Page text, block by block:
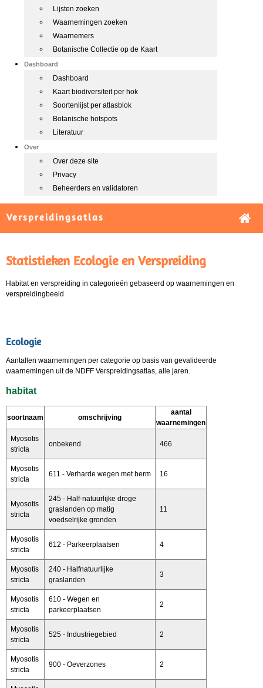
Lijsten zoeken
Waarnemingen zoeken
Waarnemers
Botanische Collectie op de Kaart
Dashboard
Dashboard
Kaart biodiversiteit per hok
Soortenlijst per atlasblok
Botanische hotspots
Literatuur
Over
Over deze site
Privacy
Beheerders en validatoren
Verspreidingsatlas
Statistieken Ecologie en Verspreiding
Habitat en verspreiding in categorieën gebaseerd op waarnemingen en
verspreidingbeeld
Ecologie
Aantallen waarnemingen per categorie op basis van gevalideerde
waarnemingen uit de NDFF Verspreidingsatlas, alle jaren.
habitat
soortnaam omschrijving
aantal
waarnemingen
Myosotis
stricta
onbekend 466
Myosotis
stricta
611 - Verharde wegen met berm 16
Myosotis
stricta
245 - Half-natuurlijke droge
graslanden op matig
voedselrijke gronden
11
Myosotis
stricta
612 - Parkeerplaatsen 4
Myosotis
stricta
240 - Halfnatuurlijke
graslanden
3
Myosotis
stricta
610 - Wegen en
parkeerplaatsen
2
Myosotis
stricta
525 - Industriegebied 2
Myosotis
stricta
900 - Oeverzones 2